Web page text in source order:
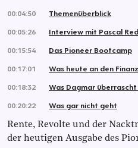
00:04:50
Themenüberblick
00:05:26
Interview mit Pascal
00:15:54
Das Pioneer Bootcamp
00:17:01
Was heute an den
00:18:32
Was Dagmar
00:20:22
Was gar nicht geht
Rente, Revolte und der
der heutigen Ausgabe des